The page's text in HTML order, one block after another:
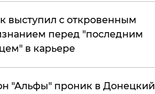
выступил с откровенным
перед "последним
в карьере
"Альфы" проник в Донецкий